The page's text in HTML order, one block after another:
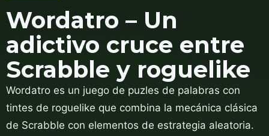
Wordatro – Un
adictivo cruce entre
Scrabble y roguelike
Wordatro es un juego de puzles de palabras con
tintes de roguelike que combina la mecánica clásica
de Scrabble con elementos de estrategia aleatoria.